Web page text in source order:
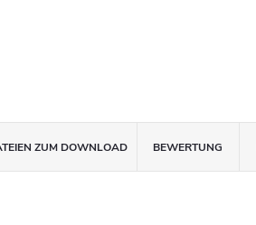
ZUM DOWNLOAD BEWERTUNG